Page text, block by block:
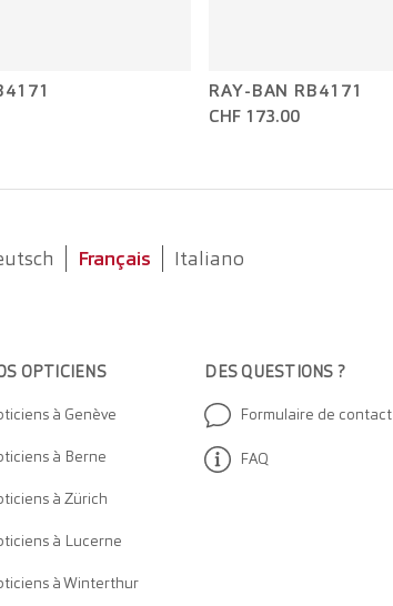
RAY-BAN RB4171
CHF 173.00
Français Italiano
OPTICIENS
à Genève
à Berne
à Zürich
à Lucerne
à Winterthur
DES QUESTIONS ?
Formulaire de contact
FAQ